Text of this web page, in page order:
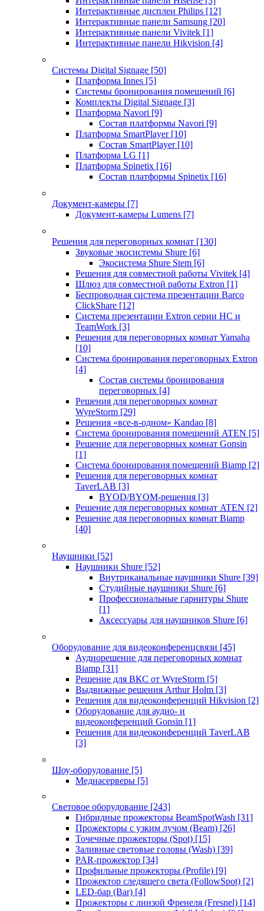
Интерактивные дисплеи Philips [12]
Интерактивные панели Samsung [20]
Интерактивные панели Vivitek [1]
Интерактивные панели Hikvision [4]
Системы Digital Signage [50]
Платформа Innes [5]
Системы бронирования помещений [6]
Комплекты Digital Signage [3]
Платформа Navori [9]
Состав платформы Navori [9]
Платформа SmartPlayer [10]
Состав SmartPlayer [10]
Платформа LG [1]
Платформа Spinetix [16]
Состав платформы Spinetix [16]
Документ-камеры [7]
Документ-камеры Lumens [7]
Решения для переговорных комнат [130]
Звуковые экосистемы Shure [6]
Экосистема Shure Stem [6]
Решения для совместной работы Vivitek [4]
Шлюз для совместной работы Extron [1]
Беспроводная система презентации Barco
ClickShare [12]
Система презентации Extron серии HC и
TeamWork [3]
Решения для переговорных комнат Yamaha
[10]
Система бронирования переговорных Extron
[4]
Состав системы бронирования
переговорных [4]
Решения для переговорных комнат
WyreStorm [29]
Решения «все-в-одном» Kandao [8]
Система бронирования помещений ATEN [5]
Решение для переговорных комнат Gonsin
[1]
Система бронирования помещений Biamp [2]
Решения для переговорных комнат
TaverLAB [3]
BYOD/BYOM-решения [3]
Решение для переговорных комнат ATEN [2]
Решение для переговорных комнат Biamp
[40]
Наушники [52]
Наушники Shure [52]
Внутриканальные наушники Shure [39]
Студийные наушники Shure [6]
Профессиональные гарнитуры Shure
[1]
Аксессуары для наушников Shure [6]
Оборудование для видеоконференцсвязи [45]
Аудиорешение для переговорных комнат
Biamp [31]
Решение для ВКС от WyreStorm [5]
Выдвижные решения Arthur Holm [3]
Решения для видеоконференций Hikvision [2]
Оборудование для аудио- и
видеоконференций Gonsin [1]
Решения для видеоконференций TaverLAB
[3]
Шоу-оборудование [5]
Медиасерверы [5]
Световое оборудование [243]
Гибридные прожекторы BeamSpotWash [31]
Прожекторы с узким лучом (Beam) [26]
Точечные прожекторы (Spot) [15]
Заливные световые головы (Wash) [39]
PAR-прожектор [34]
Профильные прожекторы (Profile) [9]
Прожектор следящего света (FollowSpot) [2]
LED-бар (Bar) [4]
Прожекторы с линзой Френеля (Fresnel) [14]